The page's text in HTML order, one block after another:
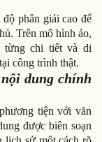
phân giải cao để
Trên mô hình ảo,
từng chi tiết và di
công trình thật.
dung chính
tiện với văn
được biên soạn